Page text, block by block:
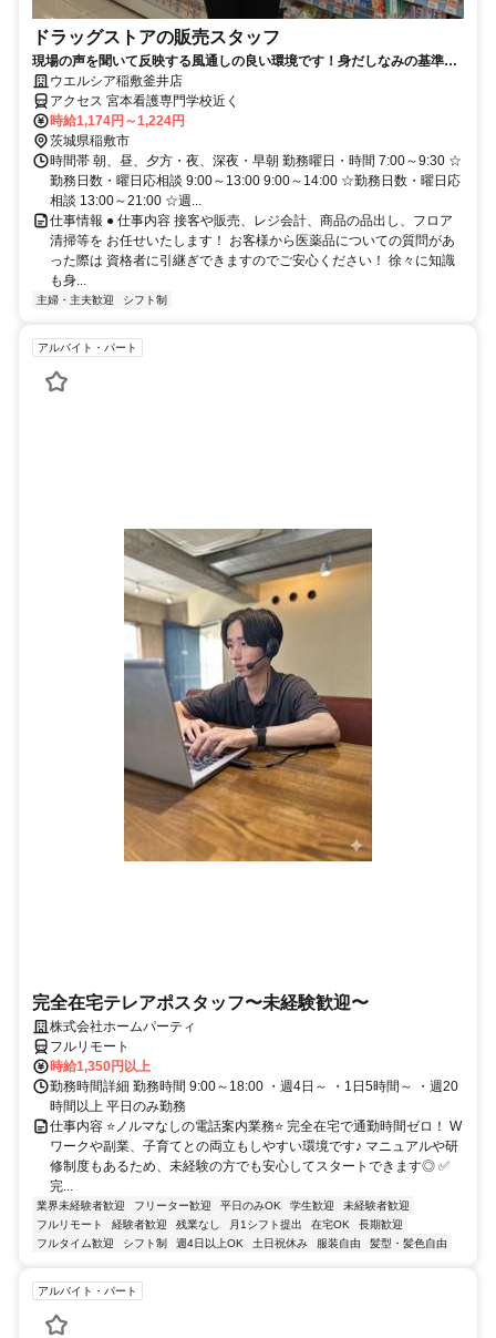
ドラッグストアの販売スタッフ
現場の声を聞いて反映する風通しの良い環境です！身だしなみの基準を
大幅に緩和しました！
ウエルシア稲敷釜井店
アクセス 宮本看護専門学校近く
時給1,174円～1,224円
茨城県稲敷市
時間帯 朝、昼、夕方・夜、深夜・早朝 勤務曜日・時間 7:00～9:30 ☆
勤務日数・曜日応相談 9:00～13:00 9:00～14:00 ☆勤務日数・曜日応
相談 13:00～21:00 ☆週...
仕事情報 ● 仕事内容 接客や販売、レジ会計、商品の品出し、フロア
清掃等を お任せいたします！ お客様から医薬品についての質問があ
った際は 資格者に引継ぎできますのでご安心ください！ 徐々に知識
も身...
主婦・主夫歓迎 シフト制
アルバイト・パート
完全在宅テレアポスタッフ〜未経験歓迎〜
株式会社ホームパーティ
フルリモート
時給1,350円以上
勤務時間詳細 勤務時間 9:00～18:00 ・週4日～ ・1日5時間～ ・週20
時間以上 平日のみ勤務
仕事内容 ⭐ノルマなしの電話案内業務⭐ 完全在宅で通勤時間ゼロ！ W
ワークや副業、子育てとの両立もしやすい環境です♪ マニュアルや研
修制度もあるため、未経験の方でも安心してスタートできます◎ ✅
完...
業界未経験者歓迎 フリーター歓迎 平日のみOK 学生歓迎
未経験者歓迎
フルリモート
経験者歓迎 残業なし 月1シフト提出 在宅OK
長期歓迎
フルタイム歓迎
シフト制 週4日以上OK 土日祝休み 服装自由 髪型・髪色自由
アルバイト・パート